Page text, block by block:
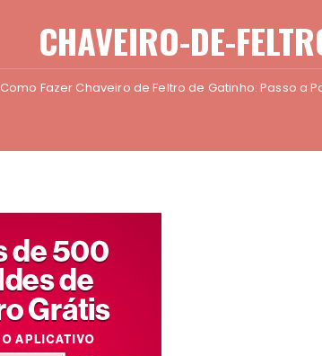
CHAVEIRO-DE-
Como Fazer Chaveiro de Feltro de Gatinho: Passo a